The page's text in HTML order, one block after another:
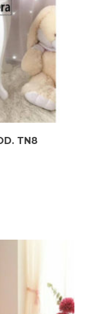
TN8